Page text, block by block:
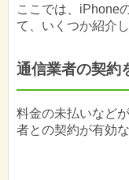
ここでは、iPhone
て、いくつか紹介し
通信業者の契約
料金の未払いなど
者との契約が有効